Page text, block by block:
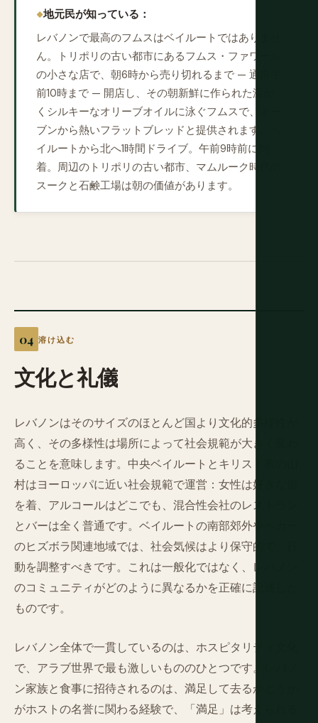
地元民が知っている：
レバノンで最高のフムスはベイルートではありませ
ん。トリポリの古い都市にあるフムス・ファワール
の小さな店で、朝6時から売り切れるまで — 通常午
前10時まで — 開店し、その朝新鮮に作られた温か
くシルキーなオリーブオイルに泳ぐフムスで、オー
ブンから熱いフラットブレッドと提供されます。ベ
イルートから北へ1時間ドライブ。午前9時前に到
着。周辺のトリポリの古い都市、マムルーク時代の
スークと石鹸工場は朝の価値があります。
溶け込む
文化と礼儀
レバノンはそのサイズのほとんど国より文化的多様性が
高く、その多様性は場所によって社会規範が大きく変わ
ることを意味します。中央ベイルートとキリスト教の山
村はヨーロッパに近い社会規範で運営：女性は好きな服
を着、アルコールはどこでも、混合性会社のレストラン
とバーは全く普通です。ベイルートの南部郊外やベカー
のヒズボラ関連地域では、社会気候はより保守的で、行
動を調整すべきです。これは一般化ではなく、レバノン
のコミュニティがどのように異なるかを正確に記述した
ものです。
レバノン全体で一貫しているのは、ホスピタリティ文化
で、アラブ世界で最も激しいもののひとつです。レバノ
ン家族と食事に招待されるのは、満足して去るかどうか
がホストの名誉に関わる経験で、「満足」は考えられる